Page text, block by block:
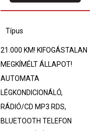
Típus
21.000 KM! KIFOGÁSTALAN
MEGKÍMÉLT ÁLLAPOT!
AUTOMATA
LÉGKONDICIONÁLÓ,
RÁDIÓ/CD MP3 RDS,
BLUETOOTH TELEFON